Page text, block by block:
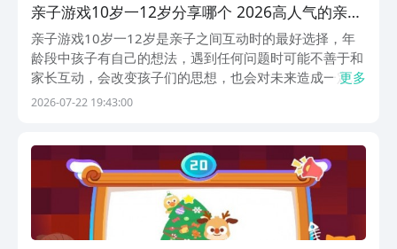
亲子游戏10岁一12岁分享哪个 2026高人气的亲子
手游安卓下载合辑
亲子游戏10岁一12岁是亲子之间互动时的最好选择，年
龄段中孩子有自己的想法，遇到任何问题时可能不善于和
家长互动，会改变孩子们的思想，也会对未来造成一定影
响，那么正确选择一款亲子互动的游戏，就可寻找到很多
更多
2026-07-22 19:43:00